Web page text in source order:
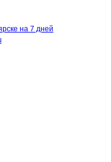
на 7 дней